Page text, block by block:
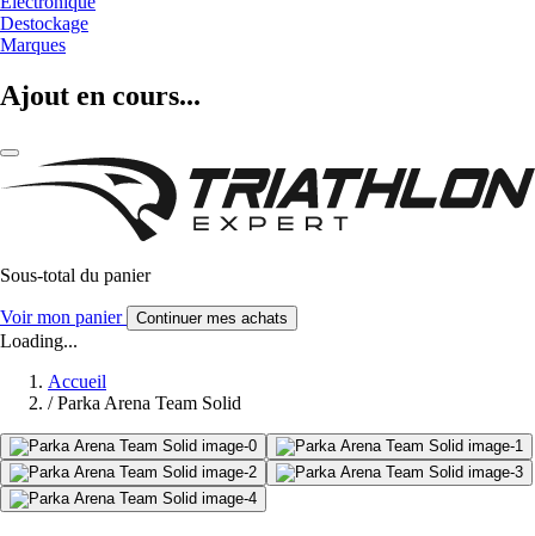
Destockage
Marques
Ajout en cours...
Sous-total du panier
Voir mon panier Continuer mes achats
Loading...
Accueil
/ Parka Arena Team Solid